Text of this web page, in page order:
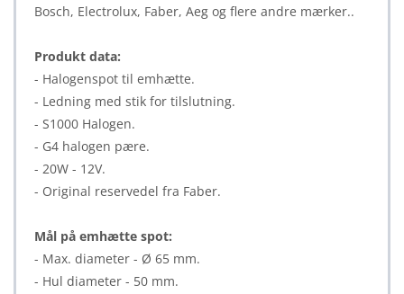
Bosch, Electrolux, Faber, Aeg og flere andre mærker..
Produkt data:
- Halogenspot til emhætte.
- Ledning med stik for tilslutning.
- S1000 Halogen.
- G4 halogen pære.
- 20W - 12V.
- Original reservedel fra Faber.
Mål på emhætte spot:
- Max. diameter - Ø 65 mm.
- Hul diameter - 50 mm.